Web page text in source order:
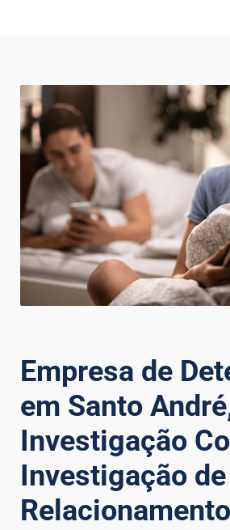
Empresa de
em Santo
Investigação
Investigação de